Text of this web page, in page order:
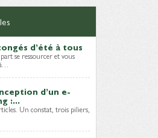
d’été à tous
se ressourcer et vous
d’un e-
:...
Un constat, trois piliers,